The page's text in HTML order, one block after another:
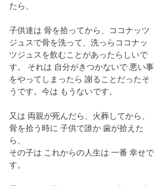
たら、
子供達は 骨を拾ってから、ココナッツ
ジュスで骨を洗って、洗っらココナッ
ツジュスを飲むことがあったらしいで
す。 それは 自分がきつかないで 悪い事
をやってしまったら 謝ることだったそ
うです。今は もうないです。
又は 両親が死んだら、火葬してから、
骨を拾う時に 子供で誰か 歯が拾えた
ら、
その子は これからの人生は 一番 幸せで
す。